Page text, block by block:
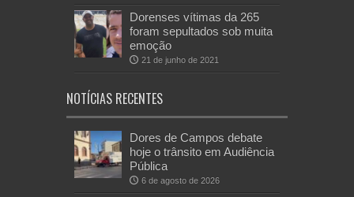
Dorenses vítimas da 265
foram sepultados sob muita
emoção
21 de junho de 2021
NOTÍCIAS RECENTES
Dores de Campos debate
hoje o trânsito em Audiência
Pública
6 de agosto de 2026